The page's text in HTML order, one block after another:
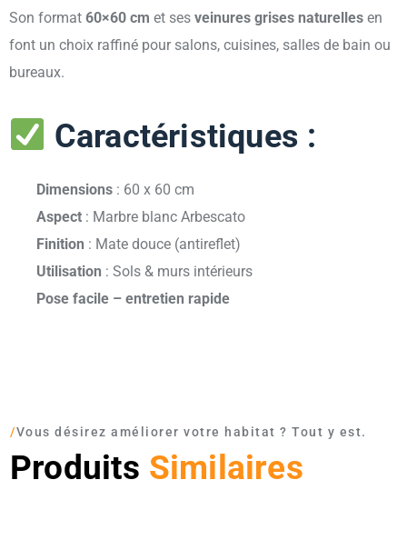
Son format 60×60 cm et ses veinures grises naturelles en
font un choix raffiné pour salons, cuisines, salles de bain ou
bureaux.
Caractéristiques :
Dimensions : 60 x 60 cm
Aspect : Marbre blanc Arbescato
Finition : Mate douce (antireflet)
Utilisation : Sols & murs intérieurs
Pose facile – entretien rapide
/Vous désirez améliorer votre habitat ? Tout y est.
Produits Similaires